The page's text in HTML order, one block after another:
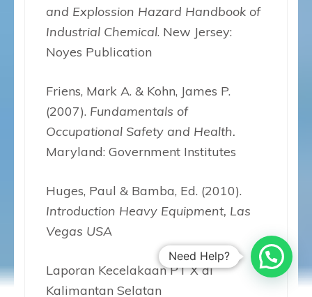
and Explossion Hazard Handbook of
Industrial Chemical. New Jersey:
Noyes Publication
Friens, Mark A. & Kohn, James P.
(2007). Fundamentals of
Occupational Safety and Health.
Maryland: Government Institutes
Huges, Paul & Bamba, Ed. (2010).
Introduction Heavy Equipment, Las
Vegas USA
Laporan Kecelakaan PT X di
Kalimantan Selatan
Need Help?